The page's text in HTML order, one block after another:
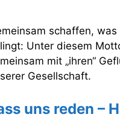
schaffen,
Unter diesem
mit „ihren“
Gesellschaft.
uns reden –